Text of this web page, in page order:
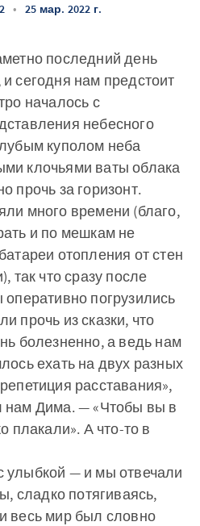
• 25 мар. 2022 г.
последний день
сегодня нам предстоит
началось с
небесного
куполом неба
клочьями ваты облака
прочь за горизонт.
много времени (благо,
и по мешкам не
отопления от стен
так что сразу после
оперативно погрузились
прочь из сказки, что
болезненно, а ведь нам
ехать на двух разных
расставания»,
нам Дима. — «Чтобы вы в
плакали». А что-то в
улыбкой — и мы отвечали
сладко потягиваясь,
весь мир был словно